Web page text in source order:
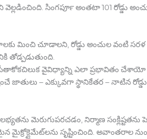
సింగపూర్‍ అంతటా 101 రోడ్డు
మించి చూడాలని, రోడ్డు అంచుల వంటి సరళ
తోడ్పడుతుంది.
సీతాకోకచిలుక వైవిధ్యాన్ని ఎలా ప్రభావితం చేశాయో
జాతులు – ఎక్కువగా స్థానికేతర – నాటిన
మెరుగుపరచడం, నిర్మాణ సంక్లిష్టతను
సృష్టించింది. అవాంతరాల